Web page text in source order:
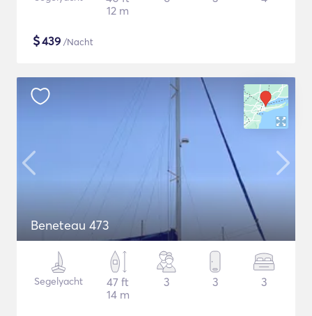
12 m
$439 /Nacht
Beneteau 473
Segelyacht
47 ft
14 m
3 3 3